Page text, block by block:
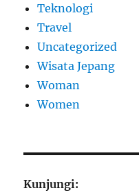
Teknologi
Travel
Uncategorized
Wisata Jepang
Woman
Women
Kunjungi: